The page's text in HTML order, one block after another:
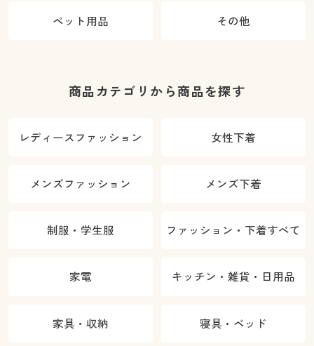
ペット用品 その他
商品カテゴリから商品を探す
レディースファッション 女性下着
メンズファッション メンズ下着
制服・学生服 ファッション・下着すべて
家電 キッチン・雑貨・日用品
家具・収納 寝具・ベッド